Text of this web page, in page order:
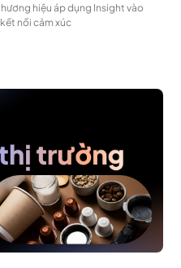
hiệu áp dụng Insight vào
nối cảm xúc